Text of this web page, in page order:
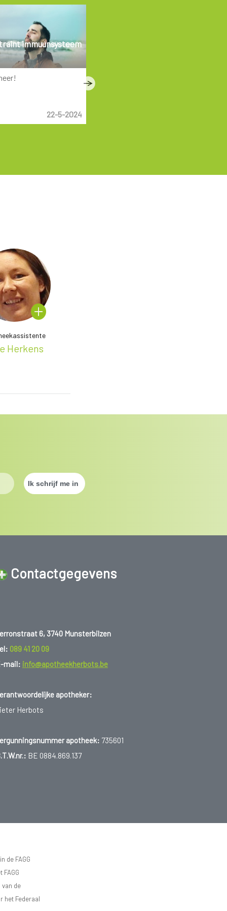
immuunsysteem
22-5-2024
Herkens
Contactgegevens
6, 3740 Munsterbilzen
089 41 20 09
mail: info@apotheekherbots.be
apotheker:
Herbots
apotheek: 735601
BE 0884.869.137
de FAGG
de
het Federaal